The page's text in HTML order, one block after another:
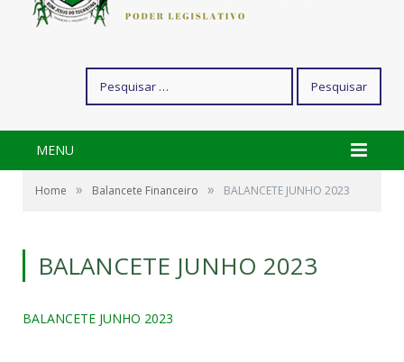
por:
MENU
Home » Balancete Financeiro » BALANCETE JUNHO 2023
BALANCETE JUNHO 2023
BALANCETE JUNHO 2023